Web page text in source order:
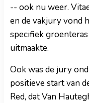
-- ook nu weer.
en de vakjury vond
specifiek
uitmaakte.
Ook was de jury
positieve start van
Red, dat Van